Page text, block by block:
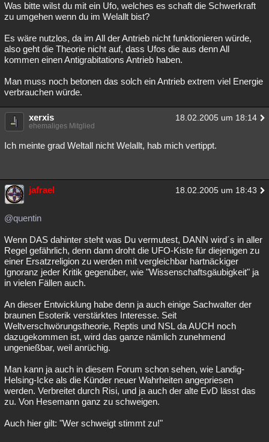
Was bitte wilst du mit ein Ufo, welches es schaft die Schwerkraft
zu umgehen wenn du im Welallt bist?
Es wäre nutzlos, da im All der Antrieb nicht funktionieren würde,
also geht die Theorie nicht auf, dass Ufos die aus denn All
kommen einen Antigrabitations Antrieb haben.
Man muss noch betonen das solch ein Antrieb extrem viel Energie
verbrauchen würde.
xerxis 18.02.2005 um 18:14
ehemaliges Mitglied
Ich meinte grad Weltall nicht Welallt, hab mich vertippt.
jafrael 18.02.2005 um 18:43
@quentin
Wenn DAS dahinter steht was Du vermutest, DANN wird´s in aller
Regel gefährlich, denn dann droht die UFO-Kiste für diejenigen zu
einer Ersatzreligion zu werden mit vergleichbar hartnäckiger
Ignoranz jeder Kritik gegenüber, wie "Wissenschaftsgäubigkeit" ja
in vielen Fällen auch.
An dieser Entwicklung habe denn ja auch einige Sachwalter der
braunen Esoterik verstärktes Interesse. Seit
Weltverschwörungstheorie, Reptis und NSL da AUCH noch
dazugekommen ist, wird das ganze nämlich zunehmend
ungenießbar, weil anrüchig.
Man kann ja auch in diesem Forum schon sehen, wie Landig-
Helsing-Icke als die Künder neuer Wahrheiten angepriesen
werden. Verbreitet durch Risi, und ja auch der alte EvD lässt das
zu. Von Hesemann ganz zu schweigen.
Auch hier gilt: "Wer schweigt stimmt zu!"